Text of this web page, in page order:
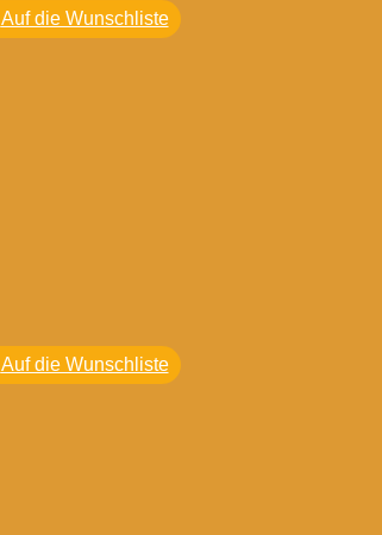
Auf die Wunschliste
Auf die Wunschliste